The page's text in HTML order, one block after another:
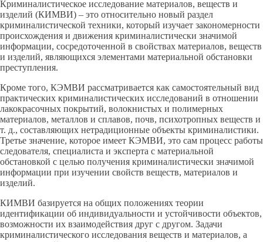
Криминалистическое исследование материалов, веществ и
изделий (КИМВИ) – это относительно новый раздел
криминалистической техники, который изучает закономерности
происхождения и движения криминалистически значимой
информации, сосредоточенной в свойствах материалов, веществ
и изделий, являющихся элементами материальной обстановки
преступления.
Кроме того, КЭМВИ рассматривается как самостоятельный вид
практических криминалистических исследований в отношении
лакокрасочных покрытий, волокнистых и полимерных
материалов, металлов и сплавов, почв, психотропных веществ и
т. д., составляющих нетрадиционные объекты криминалистики.
Третье значение, которое имеет КЭМВИ, это сам процесс работы
следователя, специалиста и эксперта с материальной
обстановкой с целью получения криминалистически значимой
информации при изучении свойств веществ, материалов и
изделий.
КИМВИ базируется на общих положениях теории
идентификации об индивидуальности и устойчивости объектов,
возможности их взаимодействия друг с другом. Задачи
криминалистического исследования веществ и материалов, а